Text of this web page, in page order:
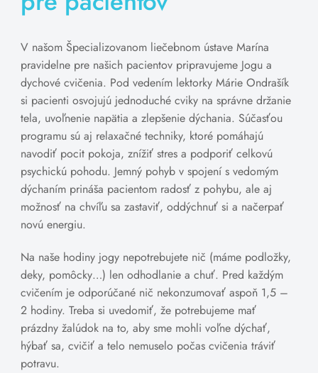
V našom Špecializovanom liečebnom ústave Marína
pravidelne pre našich pacientov pripravujeme Jogu a
dychové cvičenia. Pod vedením lektorky Márie Ondrašík
si pacienti osvojujú jednoduché cviky na správne držanie
tela, uvoľnenie napätia a zlepšenie dýchania. Súčasťou
programu sú aj relaxačné techniky, ktoré pomáhajú
navodiť pocit pokoja, znížiť stres a podporiť celkovú
psychickú pohodu. Jemný pohyb v spojení s vedomým
dýchaním prináša pacientom radosť z pohybu, ale aj
možnosť na chvíľu sa zastaviť, oddýchnuť si a načerpať
novú energiu.
Na naše hodiny jogy nepotrebujete nič (máme podložky,
deky, pomôcky…) len odhodlanie a chuť. Pred každým
cvičením je odporúčané nič nekonzumovať aspoň 1,5 –
2 hodiny. Treba si uvedomiť, že potrebujeme mať
prázdny žalúdok na to, aby sme mohli voľne dýchať,
hýbať sa, cvičiť a telo nemuselo počas cvičenia tráviť
potravu.